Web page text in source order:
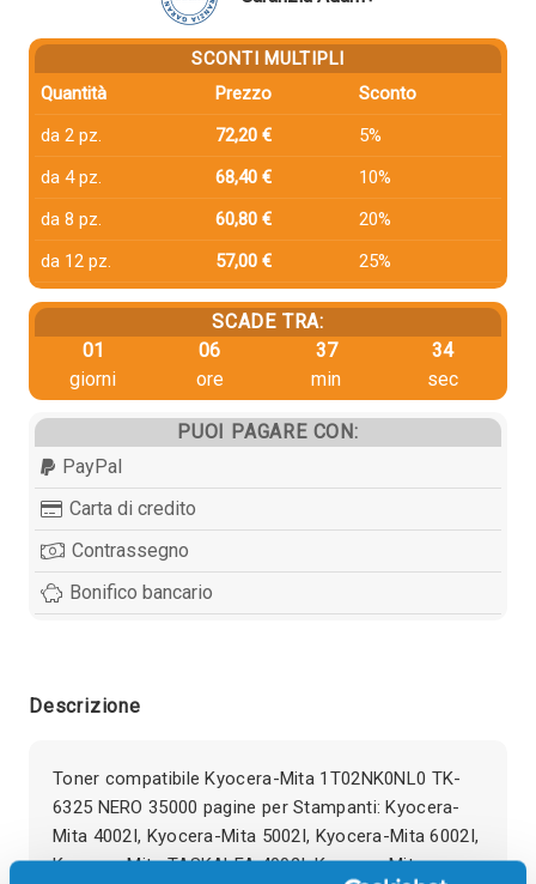
SCONTI MULTIPLI
Quantità
Prezzo
Sconto
da 2 pz.
72,20 €
5%
da 4 pz.
68,40 €
10%
da 8 pz.
60,80 €
20%
da 12 pz.
57,00 € 25%
SCADE TRA:
01
giorni
06
ore
37
min
34
sec
PUOI PAGARE CON:
PayPal
Carta di credito
Contrassegno
Bonifico bancario
Descrizione
Toner compatibile Kyocera-Mita 1T02NK0NL0 TK-
6325 NERO 35000 pagine per Stampanti: Kyocera-
Mita 4002I, Kyocera-Mita 5002I, Kyocera-Mita 6002I,
Kyocera-Mita TASKALFA 4002I, Kyocera-Mita